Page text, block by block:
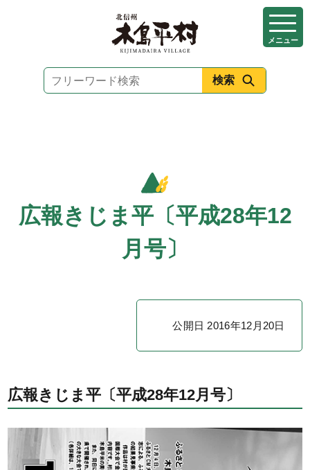
メニュー
広報きじま平〔平成28年12
月号〕
公開日 2016年12月20日
広報きじま平〔平成28年12月号〕